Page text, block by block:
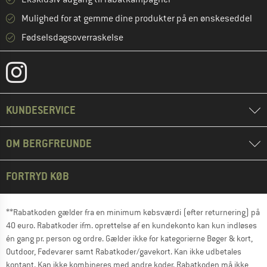
Mulighed for at gemme dine produkter på en ønskeseddel
Fødselsdagsoverraskelse
KUNDESERVICE
OM BERGFREUNDE
FORTRYD KØB
**Rabatkoden gælder fra en minimum købsværdi (efter returnering) på
40 euro. Rabatkoder ifm. oprettelse af en kundekonto kan kun indløses
én gang pr. person og ordre. Gælder ikke for kategorierne Bøger & kort,
Outdoor, Fødevarer samt Rabatkoder/gavekort. Kan ikke udbetales
kontant. Kan ikke kombineres med andre koder. Rabatkoden må ikke